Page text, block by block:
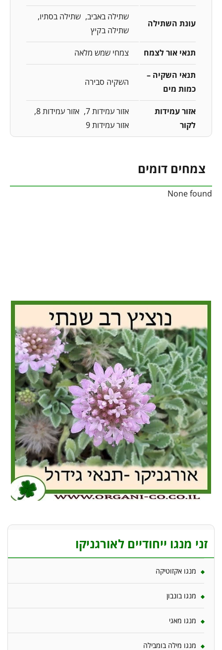
עונת השתילה
שתילה באביב שתילה בסתיו
שתילה בקיץ
תנאי אור לצמח צמחי שמש מלאה
תנאי השקיה –
כמות מים
השקיה סבירה
אזור עמידות
לקור
אזור עמידות 7
אזור עמידות 8
אזור עמידות 9
צמחים דומים
None found
זני מנגו ייחודיים לאורגניקו
מנגו אקזוטיקה
מנגו בונבון
מנגו מאגי
מנגו מילה בומבילה